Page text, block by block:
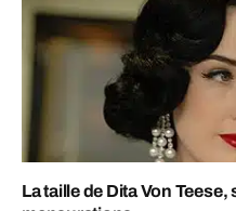
La taille de Dita Von